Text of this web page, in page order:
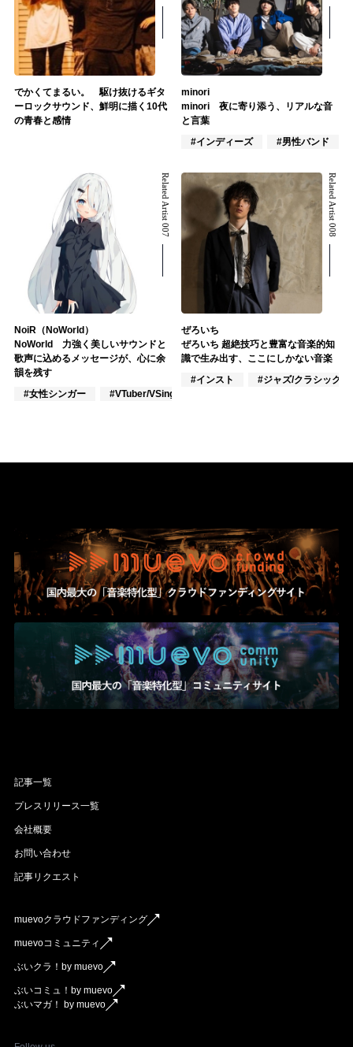
でかくてまるい。 駆け抜けるギタ
ーロックサウンド、鮮明に描く10代
の青春と感情
minori
minori 夜に寄り添う、リアルな音
と言葉
#インディーズ
#男性バンド
Related Artist 007
NoiR（NoWorld）
NoWorld 力強く美しいサウンドと
歌声に込めるメッセージが、心に余
韻を残す
#女性シンガー
#VTuber/VSinger
Related Artist 008
ぜろいち
ぜろいち 超絶技巧と豊富な音楽的知
識で生み出す、ここにしかない音楽
#インスト
#ジャズ/クラシック奏
記事一覧
プレスリリース一覧
会社概要
お問い合わせ
記事リクエスト
muevoクラウドファンディング
muevoコミュニティ
ぶいクラ！by muevo
ぶいコミュ！by muevo
ぶいマガ！ by muevo